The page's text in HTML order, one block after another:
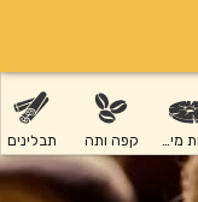
פירות מיובשים קפה ותה תבלינים